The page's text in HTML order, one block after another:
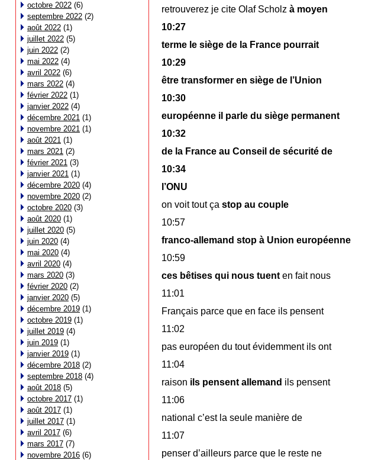
octobre 2022 (6)
septembre 2022 (2)
août 2022 (1)
juillet 2022 (5)
juin 2022 (2)
mai 2022 (4)
avril 2022 (6)
mars 2022 (4)
février 2022 (1)
janvier 2022 (4)
décembre 2021 (1)
novembre 2021 (1)
août 2021 (1)
mars 2021 (2)
février 2021 (3)
janvier 2021 (1)
décembre 2020 (4)
novembre 2020 (2)
octobre 2020 (3)
août 2020 (1)
juillet 2020 (5)
juin 2020 (4)
mai 2020 (4)
avril 2020 (4)
mars 2020 (3)
février 2020 (2)
janvier 2020 (5)
décembre 2019 (1)
octobre 2019 (1)
juillet 2019 (4)
juin 2019 (1)
janvier 2019 (1)
décembre 2018 (2)
septembre 2018 (4)
août 2018 (5)
octobre 2017 (1)
août 2017 (1)
juillet 2017 (1)
avril 2017 (6)
mars 2017 (7)
novembre 2016 (6)
retrouverez je cite Olaf Scholz à moyen
10:27
terme le siège de la France pourrait
10:29
être transformer en siège de l’Union
10:30
européenne il parle du siège permanent
10:32
de la France au Conseil de sécurité de
10:34
l’ONU
on voit tout ça stop au couple
10:57
franco-allemand stop à Union européenne
10:59
ces bêtises qui nous tuent en fait nous
11:01
Français parce que en face ils pensent
11:02
pas européen du tout évidemment ils ont
11:04
raison ils pensent allemand ils pensent
11:06
national c’est la seule manière de
11:07
penser d’ailleurs parce que le reste ne